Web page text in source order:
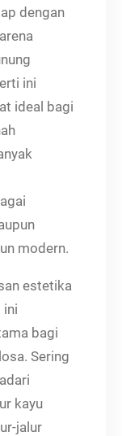
dengan
ini
ideal bagi
modern.
estetika
ini
bagi
Sering
kayu
jalur